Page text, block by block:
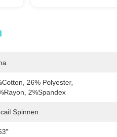
26% Polyester,
2%spandex
Spinnen